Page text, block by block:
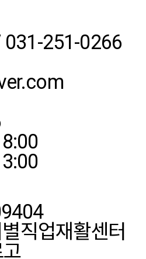
031-251-0266
직업재활센터